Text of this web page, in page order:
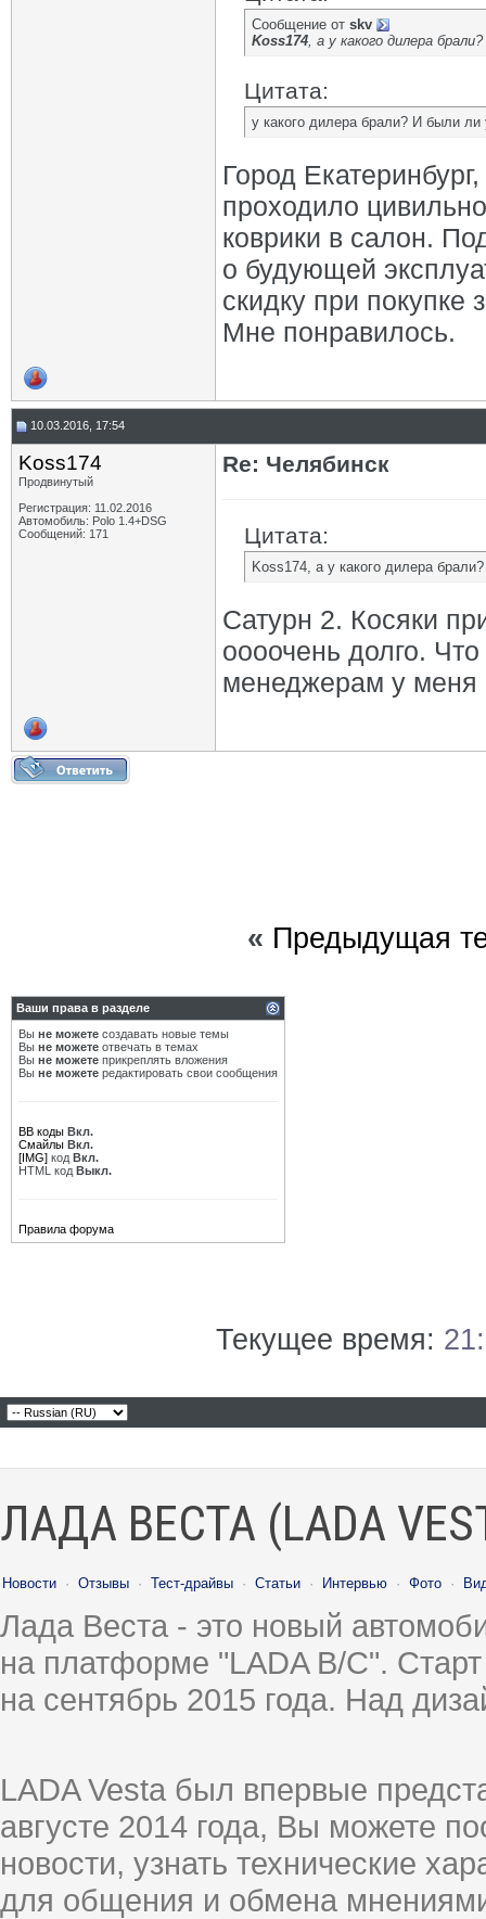
Сообщение от skv
Koss174, а у какого дилера
Цитата:
у какого дилера брали? И были ли
Город
проходило
коврики в салон.
о будующей
скидку при покупке
Мне понравилось.
10.03.2016, 17:54
Koss174
Продвинутый
Регистрация: 11.02.2016
Автомобиль: Polo 1.4+DSG
Сообщений: 171
Re: Челябинск
Цитата:
Koss174, а у какого дилера
Сатурн 2. Косяки
оооочень долго.
менеджерам у меня
« Предыдущая
Ваши права в разделе
Вы не можете создавать новые темы
Вы не можете отвечать в темах
Вы не можете прикреплять вложения
Вы не можете редактировать свои сообщения
BB коды Вкл.
Смайлы Вкл.
[IMG] код Вкл.
HTML код Выкл.
Правила форума
Текущее время:
ЛАДА ВЕСТА (LADA
Новости · Отзывы · Тест-драйвы · Статьи · Интервью · Фото ·
Лада Веста - это новый
на платформе "LADA B/C".
на сентябрь 2015 года. Над
LADA Vesta был впервые
августе 2014 года, Вы можете
новости, узнать технические
для общения и обмена